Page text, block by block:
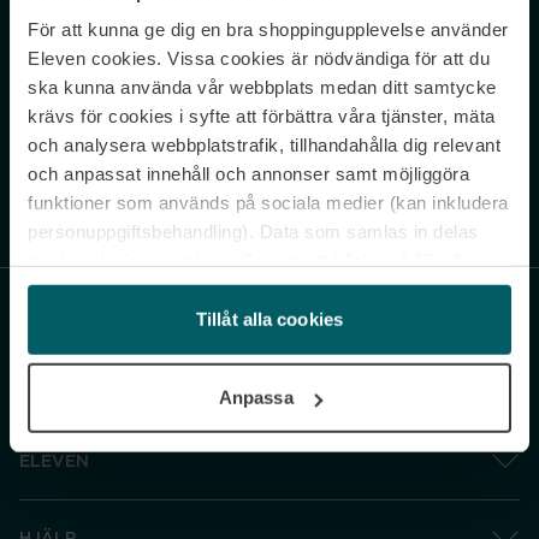
För att kunna ge dig en bra shoppingupplevelse använder
Eleven cookies. Vissa cookies är nödvändiga för att du
ska kunna använda vår webbplats medan ditt samtycke
krävs för cookies i syfte att förbättra våra tjänster, mäta
och analysera webbplatstrafik, tillhandahålla dig relevant
och anpassat innehåll och annonser samt möjliggöra
funktioner som används på sociala medier (kan inkludera
personuppgiftsbehandling). Data som samlas in delas
och gå vidare” accepterar du samtliga cookies medan du
under ”Inställningar” kan anpassa användningen av
cookies. Du kan återkalla ditt samtycke när som helst.
Tillåt alla cookies
Anpassa
Never miss a beat.
Sign up to our newsletter.
Genom att prenumerera accepterar du vår Integritetspolicy. Avprenumerera
ELEVEN